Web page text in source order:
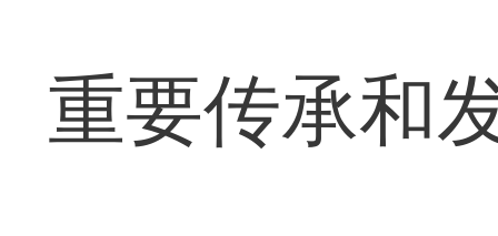
重要传承和